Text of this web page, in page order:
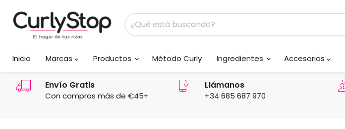
Inicio
Marcas Productos Método Curly Ingredientes Accesorios
Envío Gratis
Con compras más de €45+
Llámanos
+34 685 687 970